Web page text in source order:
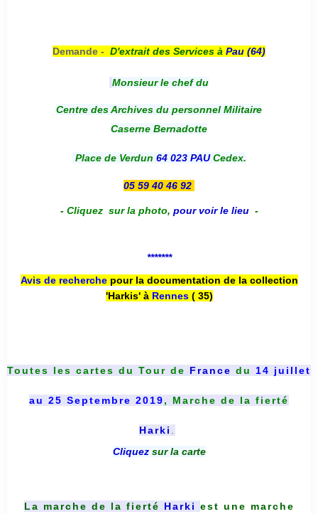
Demande - D'extrait des Services à Pau (64)
Monsieur le chef du
Centre des Archives du personnel Militaire
Caserne Bernadotte
Place de Verdun 64 023 PAUCedex.
05 59 40 46 92
- Cliquez sur la photo, pour voir le lieu -
*******
Avis de recherche pour la documentation de la collection
'Harkis' à Rennes( 35)
Toutes les cartes du Tour de France du 14 juillet
au 25 Septembre 2019, Marche de la fierté
Harki
Cliquez sur la carte
La marche de la fierté Harki est une marche